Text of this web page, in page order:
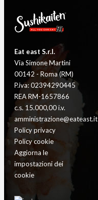
Eat east S.r.l.
Via Simone Martini
00142 - Roma (RM)
P.iva: 02394290445
REA RM-1657866
c.s. 15.000,00 i.v.
amministrazione@eateast.it
Policy privacy
Policy cookie
Aggiorna le
impostazioni dei
cookie